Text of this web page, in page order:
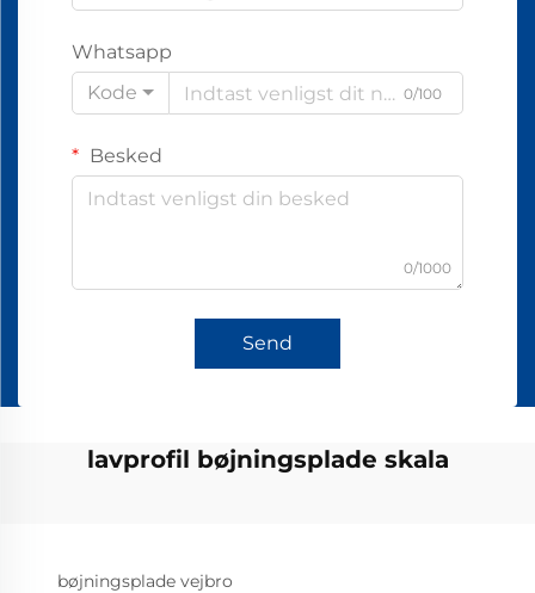
Whatsapp
Kode
0/100
Besked
0/1000
Send
lavprofil bøjningsplade skala
bøjningsplade vejbro